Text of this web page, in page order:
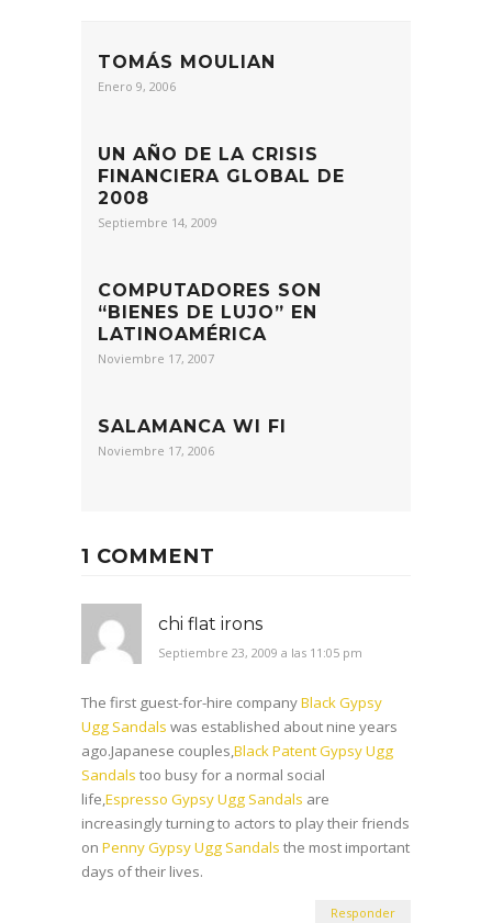
TOMÁS MOULIAN
Enero 9, 2006
UN AÑO DE LA CRISIS
FINANCIERA GLOBAL DE
2008
Septiembre 14, 2009
COMPUTADORES SON
“BIENES DE LUJO” EN
LATINOAMÉRICA
Noviembre 17, 2007
SALAMANCA WI FI
Noviembre 17, 2006
1 COMMENT
chi flat irons
Septiembre 23, 2009 a las 11:05 pm
The first guest-for-hire companyBlack Gypsy
Ugg Sandals was established about nine years
ago.Japanese couples,Black Patent Gypsy Ugg
Sandals too busy for a normal social
life,Espresso Gypsy Ugg Sandals are
increasingly turning to actors to play their friends
on Penny Gypsy Ugg Sandals the most important
days of their lives.
Responder